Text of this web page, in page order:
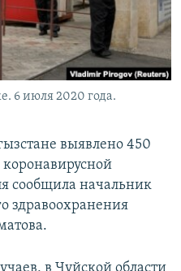
6 июля 2020 года.
выявлено 450
сообщила начальник
здравоохранения